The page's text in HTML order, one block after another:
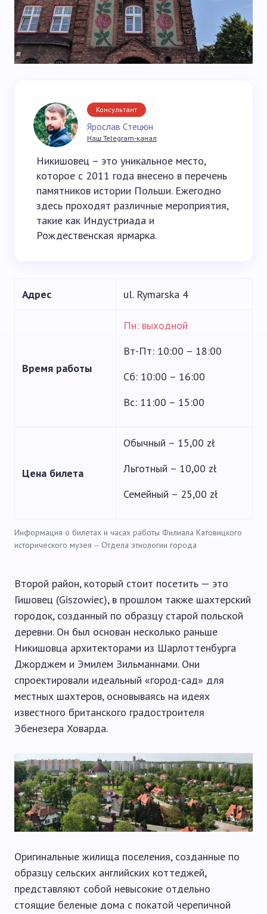
Консультант
Ярослав Стецюн
Наш Telegram-канал
Никишовец – это уникальное место,
которое с 2011 года внесено в перечень
памятников истории Польши. Ежегодно
здесь проходят различные мероприятия,
такие как Индустриада и
Рождественская ярмарка.
Информация о билетах и часах работы Филиала Катовицкого
исторического музея – Отдела этнологии города
Адрес ul. Rymarska 4
Время работы
Пн: выходной
Вт-Пт: 10:00 – 18:00
Сб: 10:00 – 16:00
Вс: 11:00 – 15:00
Цена билета
Обычный – 15,00 zł
Льготный – 10,00 zł
Семейный – 25,00 zł
Второй район, который стоит посетить — это
Гишовец (Giszowiec), в прошлом также шахтерский
городок, созданный по образцу старой польской
деревни. Он был основан несколько раньше
Никишовца архитекторами из Шарлоттенбурга
Джорджем и Эмилем Зильманнами. Они
спроектировали идеальный «город-сад» для
местных шахтеров, основываясь на идеях
известного британского градостроителя
Эбенезера Ховарда.
Оригинальные жилища поселения, созданные по
образцу сельских английских коттеджей,
представляют собой невысокие отдельно
стоящие беленые дома с покатой черепичной